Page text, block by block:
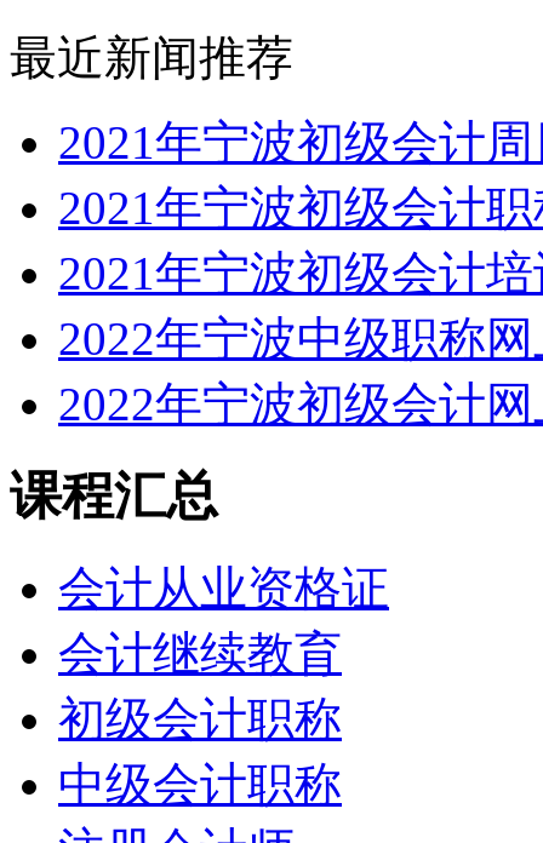
最近新闻推荐
2021年宁波初级会计
2021年宁波初级会计
2021年宁波初级会计
2022年宁波中级职称
2022年宁波初级会计
课程汇总
会计从业资格证
会计继续教育
初级会计职称
中级会计职称